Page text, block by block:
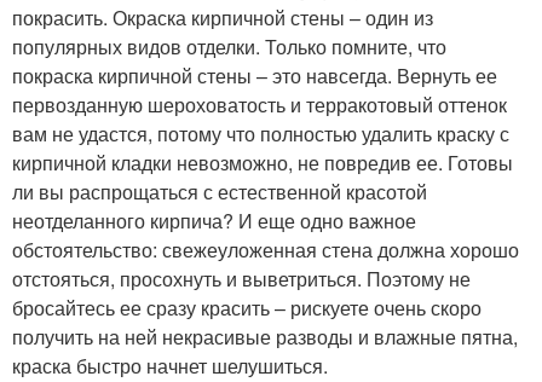
покрасить. Окраска кирпичной стены – один из
популярных видов отделки. Только помните, что
покраска кирпичной стены – это навсегда. Вернуть ее
первозданную шероховатость и терракотовый оттенок
вам не удастся, потому что полностью удалить краску с
кирпичной кладки невозможно, не повредив ее. Готовы
ли вы распрощаться с естественной красотой
неотделанного кирпича? И еще одно важное
обстоятельство: свежеуложенная стена должна хорошо
отстояться, просохнуть и выветриться. Поэтому не
бросайтесь ее сразу красить – рискуете очень скоро
получить на ней некрасивые разводы и влажные пятна,
краска быстро начнет шелушиться.